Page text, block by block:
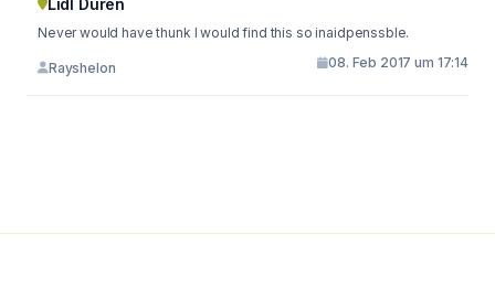
Lidl Düren
Never would have thunk I would find this so inaidpenssble.
Rayshelon 08. Feb 2017 um 17:14